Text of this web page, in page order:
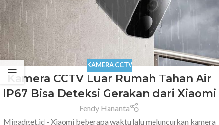
KAMERA CCTV
Kamera CCTV Luar Rumah Tahan Air
IP67 Bisa Deteksi Gerakan dari Xiaomi
Fendy Hananta
Migadget.id - Xiaomi beberapa waktu lalu meluncurkan kamera